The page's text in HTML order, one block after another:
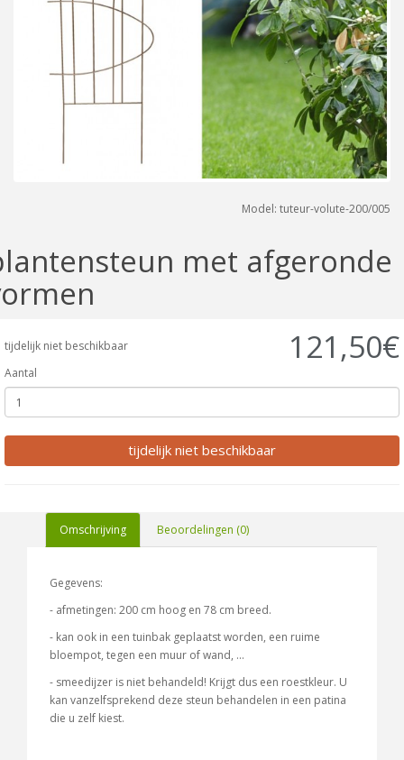
Model: tuteur-volute-200/005
met afgeronde
tijdelijk niet beschikbaar 121,50€
Aantal
tijdelijk niet beschikbaar
Omschrijving Beoordelingen (0)
Gegevens:
- afmetingen: 200 cm hoog en 78 cm breed.
- kan ook in een tuinbak geplaatst worden, een ruime
bloempot, tegen een muur of wand, ...
- smeedijzer is niet behandeld! Krijgt dus een roestkleur. U
kan vanzelfsprekend deze steun behandelen in een patina
die u zelf kiest.